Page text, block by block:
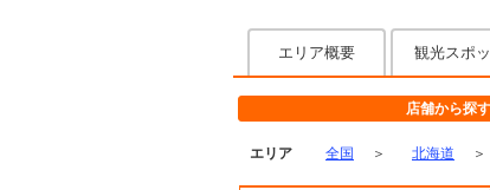
エリア概要 観光スポ
店舗から探す
エリア 全国 ＞ 北海道 ＞